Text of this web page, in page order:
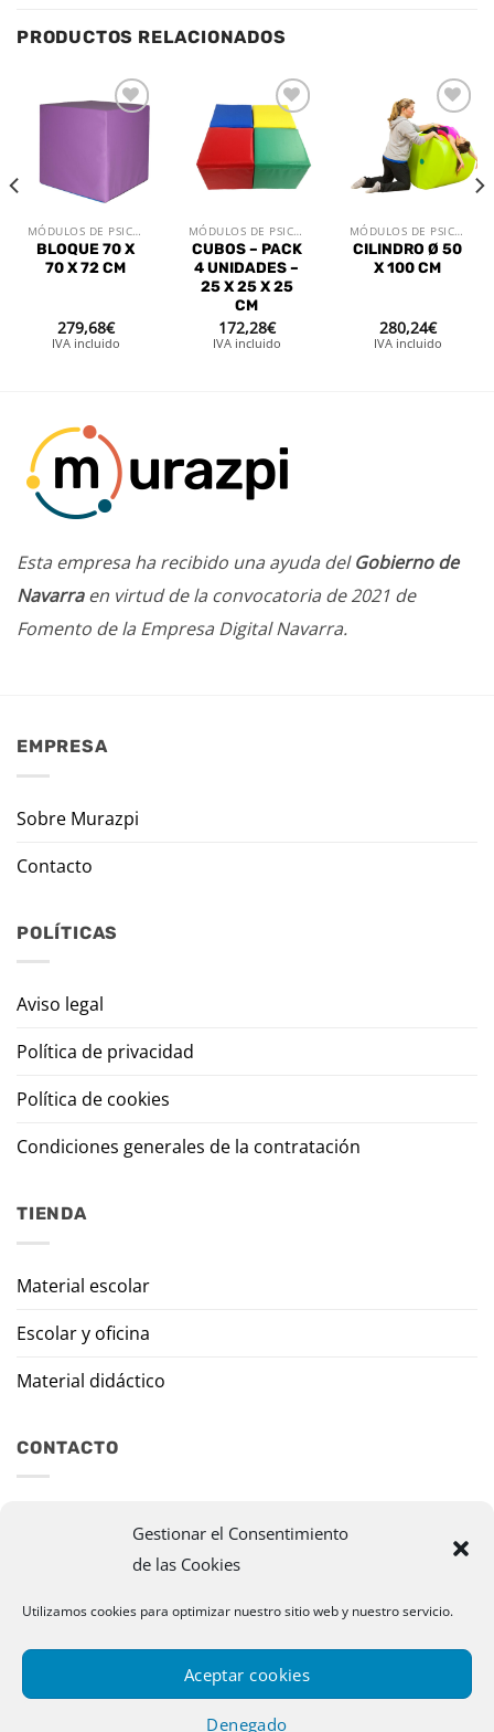
Gestionar el Consentimiento
de las Cookies
Utilizamos cookies para optimizar nuestro sitio web y nuestro servicio.
Aceptar cookies
Denegado
PRODUCTOS RELACIONADOS
BLOQUE 70 X
70 X 72 CM
279,68€
IVA incluido
Añadir
lista de
deseos
CUBOS – PACK
4 UNIDADES –
25 X 25 X 25
CM
172,28€
IVA incluido
Añadir
a la
lista de
deseos
CILINDRO Ø 50
X 100 CM
280,24€
IVA incluido
Esta empresa ha recibido una ayuda delGobierno de
Navarraen virtud de la convocatoria de 2021 de
Fomento de la Empresa Digital Navarra.
EMPRESA
Sobre Murazpi
Contacto
POLÍTICAS
Aviso legal
Política de privacidad
Política de cookies
Condiciones generales de la contratación
TIENDA
Material escolar
Escolar y oficina
Material didáctico
CONTACTO
murazpi@murazpi.com
948 234 436 – 623 195 518